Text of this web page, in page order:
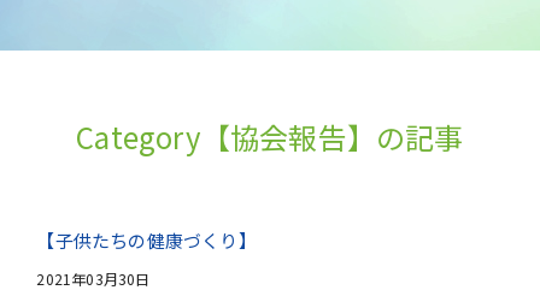
Category【協会報告】の記事
【子供たちの健康づくり】
2021年03月30日